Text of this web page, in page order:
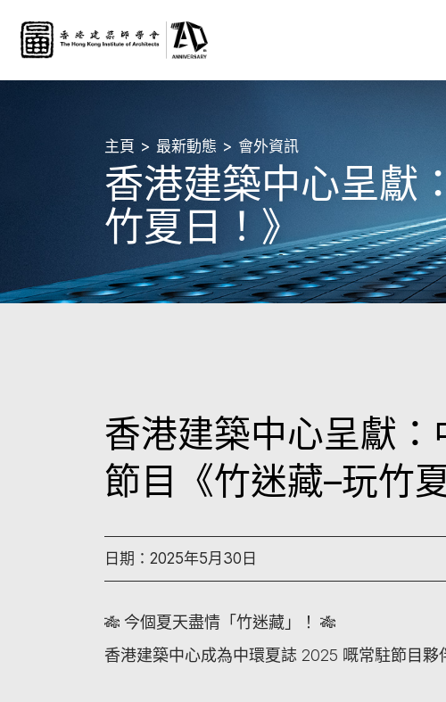
主頁 最新動態 會外資訊
香港建築中心呈獻
竹夏日！》
香港建築中心呈獻
節目《竹迷藏–玩竹
日期：2025年5月30日
🎋 今個夏天盡情「竹迷藏」！ 🎋
香港建築中心成為中環夏誌 2025 嘅常駐節目夥